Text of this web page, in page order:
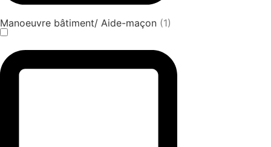
Manoeuvre bâtiment/ Aide-maçon (1)